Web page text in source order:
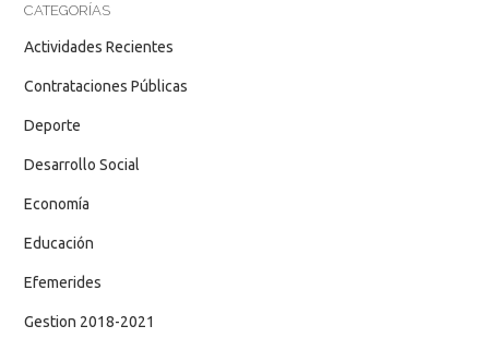
CATEGORÍAS
Actividades Recientes
Contrataciones Públicas
Deporte
Desarrollo Social
Economía
Educación
Efemerides
Gestion 2018-2021